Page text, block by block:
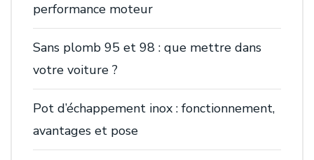
performance moteur
Sans plomb 95 et 98 : que mettre dans
votre voiture ?
Pot d’échappement inox : fonctionnement,
avantages et pose